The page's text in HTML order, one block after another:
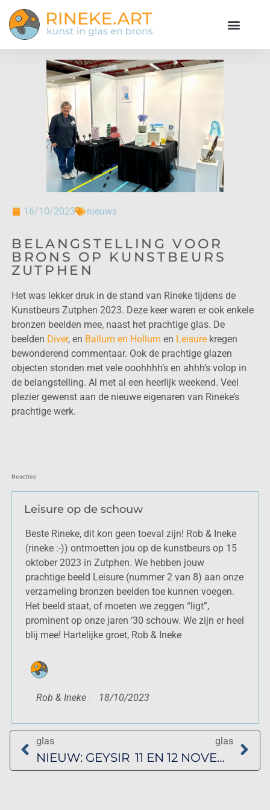
16/10/2023 nieuws
BELANGSTELLING VOOR
BRONS OP KUNSTBEURS
ZUTPHEN
Het was lekker druk in de stand van Rineke tijdens de
Kunstbeurs Zutphen 2023. Deze keer waren er ook enkele
bronzen beelden mee, naast het prachtige glas. De
beelden Diver, en Ballum en Hollum en Leisurekregen
bewonderend commentaar. Ook de prachtige glazen
objecten stonden met vele ooohhhh’s en ahhh’s volop in
de belangstelling. Al met al een heerlijk weekend. Veel
plezier gewenst aan de nieuwe eigenaren van Rineke’s
prachtige werk.
Reacties
Leisure op de schouw
Beste Rineke, dit kon geen toeval zijn! Rob & Ineke
(rineke :-)) ontmoetten jou op de kunstbeurs op 15
oktober 2023 in Zutphen. We hebben jouw
prachtige beeld Leisure (nummer 2 van 8) aan onze
verzameling bronzen beelden toe kunnen voegen.
Het beeld staat, of moeten we zeggen “ligt”,
prominent op onze jaren ‘30 schouw. We zijn er heel
blij mee! Hartelijke groet, Rob & Ineke
Rob & Ineke 18/10/2023
glas
NIEUW: GEYSIR
glas
11 EN 12 NOVEMBER: LANDELIJK ATELIERWEEKEND BIJ RINEKE